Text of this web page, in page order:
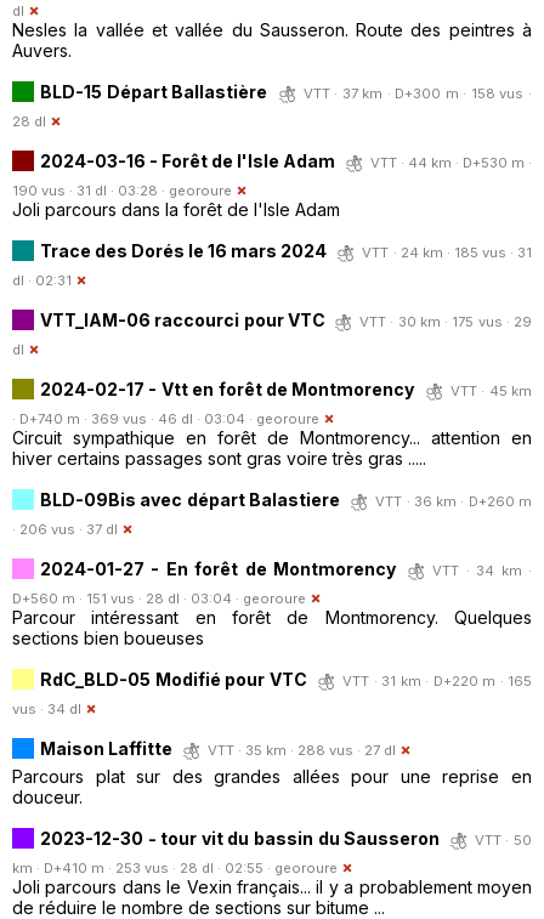
dl
Nesles la vallée et vallée du Sausseron. Route des peintres à
Auvers.
BLD-15 Départ Ballastière
VTT · 37 km · D+300 m · 158 vus ·
28 dl
2024-03-16 - Forêt de l'Isle Adam
VTT · 44 km · D+530 m ·
190 vus · 31 dl · 03:28 · georoure
Joli parcours dans la forêt de l'Isle Adam
Trace des Dorés le 16 mars 2024
VTT · 24 km · 185 vus · 31
dl · 02:31
VTT_IAM-06 raccourci pour VTC
VTT · 30 km · 175 vus · 29
dl
2024-02-17 - Vtt en forêt de Montmorency
VTT · 45 km
· D+740 m · 369 vus · 46 dl · 03:04 · georoure
Circuit sympathique en forêt de Montmorency... attention en
hiver certains passages sont gras voire très gras .....
BLD-09Bis avec départ Balastiere
VTT · 36 km · D+260 m
· 206 vus · 37 dl
2024-01-27 - En forêt de Montmorency
VTT · 34 km ·
D+560 m · 151 vus · 28 dl · 03:04 · georoure
Parcour intéressant en forêt de Montmorency. Quelques
sections bien boueuses
RdC_BLD-05 Modifié pour VTC
VTT · 31 km · D+220 m · 165
vus · 34 dl
Maison Laffitte VTT · 35 km · 288 vus · 27 dl
Parcours plat sur des grandes allées pour une reprise en
douceur.
2023-12-30 - tour vit du bassin du Sausseron
VTT · 50
km · D+410 m · 253 vus · 28 dl · 02:55 · georoure
Joli parcours dans le Vexin français... il y a probablement moyen
de réduire le nombre de sections sur bitume ...